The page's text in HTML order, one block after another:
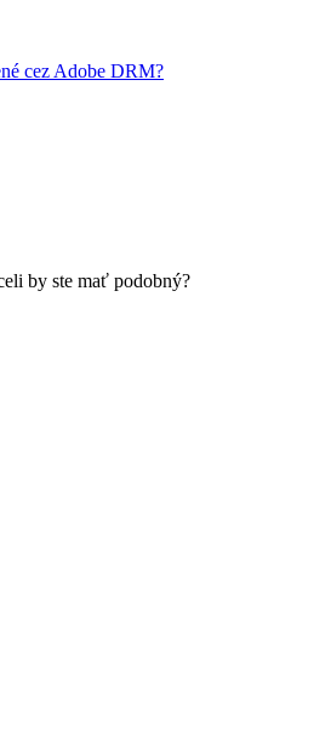
cez Adobe DRM?
by ste mať podobný?